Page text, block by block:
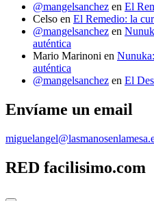
@mangelsanchez en El
Celso en El Remedio: la
@mangelsanchez en
auténtica
Mario Marinoni en
auténtica
@mangelsanchez en El
Envíame un email
RED facilisimo.com